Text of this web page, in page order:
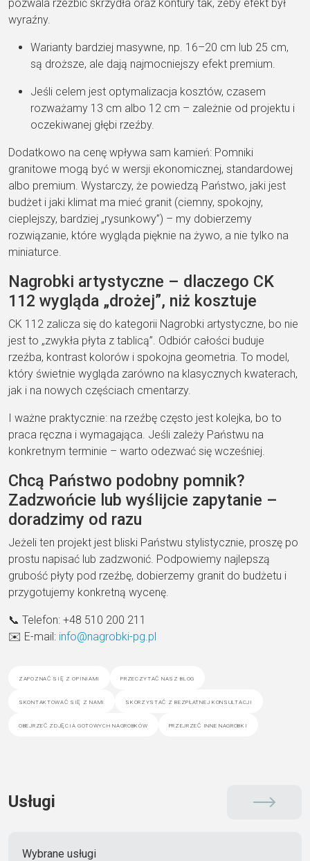
pozwala rzeźbić skrzydła oraz kontury tak, żeby efekt był
wyraźny.
Warianty bardziej masywne, np. 16–20 cm lub 25 cm,
są droższe, ale dają najmocniejszy efekt premium.
Jeśli celem jest optymalizacja kosztów, czasem
rozważamy 13 cm albo 12 cm – zależnie od projektu i
oczekiwanej głębi rzeźby.
Dodatkowo na cenę wpływa sam kamień: Pomniki
granitowe mogą być w wersji ekonomicznej, standardowej
albo premium. Wystarczy, że powiedzą Państwo, jaki jest
budżet i jaki klimat ma mieć granit (ciemny, spokojny,
cieplejszy, bardziej „rysunkowy”) – my dobierzemy
rozwiązanie, które wygląda pięknie na żywo, a nie tylko na
miniaturce.
Nagrobki artystyczne – dlaczego CK
112 wygląda „drożej”, niż kosztuje
CK 112 zalicza się do kategorii Nagrobki artystyczne, bo nie
jest to „zwykła płyta z tablicą”. Odbiór całości buduje
rzeźba, kontrast kolorów i spokojna geometria. To model,
który świetnie wygląda zarówno na klasycznych kwaterach,
jak i na nowych częściach cmentarzy.
I ważne praktycznie: na rzeźbę często jest kolejka, bo to
praca ręczna i wymagająca. Jeśli zależy Państwu na
konkretnym terminie – warto odezwać się wcześniej.
Chcą Państwo podobny pomnik?
Zadzwońcie lub wyślijcie zapytanie –
doradzimy od razu
Jeżeli ten projekt jest bliski Państwu stylistycznie, proszę po
prostu napisać lub zadzwonić. Podpowiemy najlepszą
grubość płyty pod rzeźbę, dobierzemy granit do budżetu i
przygotujemy konkretną wycenę.
📞 Telefon: +48 510 200 211
✉️ E-mail: info@nagrobki-pg.pl
zapoznać się z opiniami przeczytać nasz blog
skontaktować się z nami skorzystać z bezpłatnej konsultacji
obejrzeć zdjęcia gotowych nagrobków przejrzeć inne nagrobki
Usługi
Wybrane usługi